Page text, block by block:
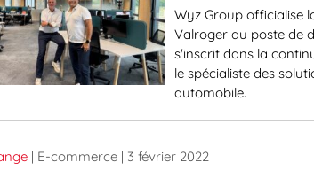
Wyz Group officialise
Valroger au poste de
s'inscrit dans la
le spécialiste des
automobile.
| E-commerce | 3 février 2022